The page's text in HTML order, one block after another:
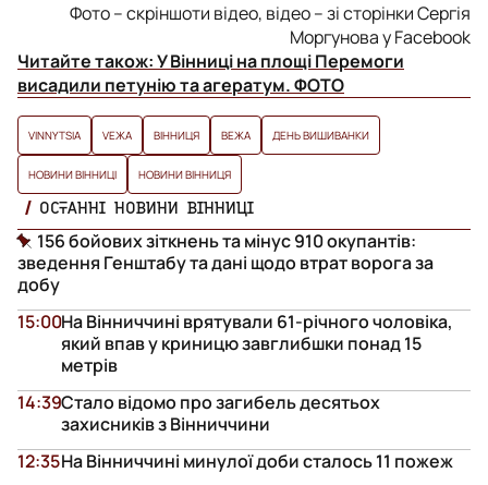
Фото – скріншоти відео, відео – зі сторінки Сергія
Моргунова у Facebook
Читайте також:У Вінниці на площі Перемоги
висадили петунію та агератум. ФОТО
VINNYTSIA VЕЖА ВІННИЦЯ ВЕЖА ДЕНЬ ВИШИВАНКИ
НОВИНИ ВІННИЦІ НОВИНИ ВІННИЦЯ
ОСТАННІ НОВИНИ ВІННИЦІ
156 бойових зіткнень та мінус 910 окупантів:
зведення Генштабу та дані щодо втрат ворога за
добу
На Вінниччині врятували 61-річного чоловіка,
який впав у криницю завглибшки понад 15
метрів
15:00
Стало відомо про загибель десятьох
захисників з Вінниччини
14:39
На Вінниччині минулої доби сталось 11 пожеж
12:35